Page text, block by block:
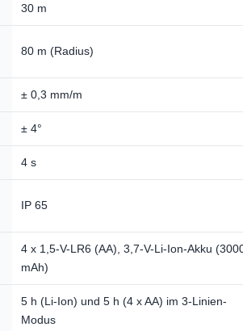
30 m
80 m (Radius)
± 0,3 mm/m
± 4°
4 s
IP 65
4 x 1,5-V-LR6 (AA), 3,7-V-Li-Ion-Akku
mAh)
5 h (Li-Ion) und 5 h (4 x AA) im 3-Linien-
Modus